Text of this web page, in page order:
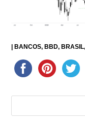
|BANCOS BBD BRASIL